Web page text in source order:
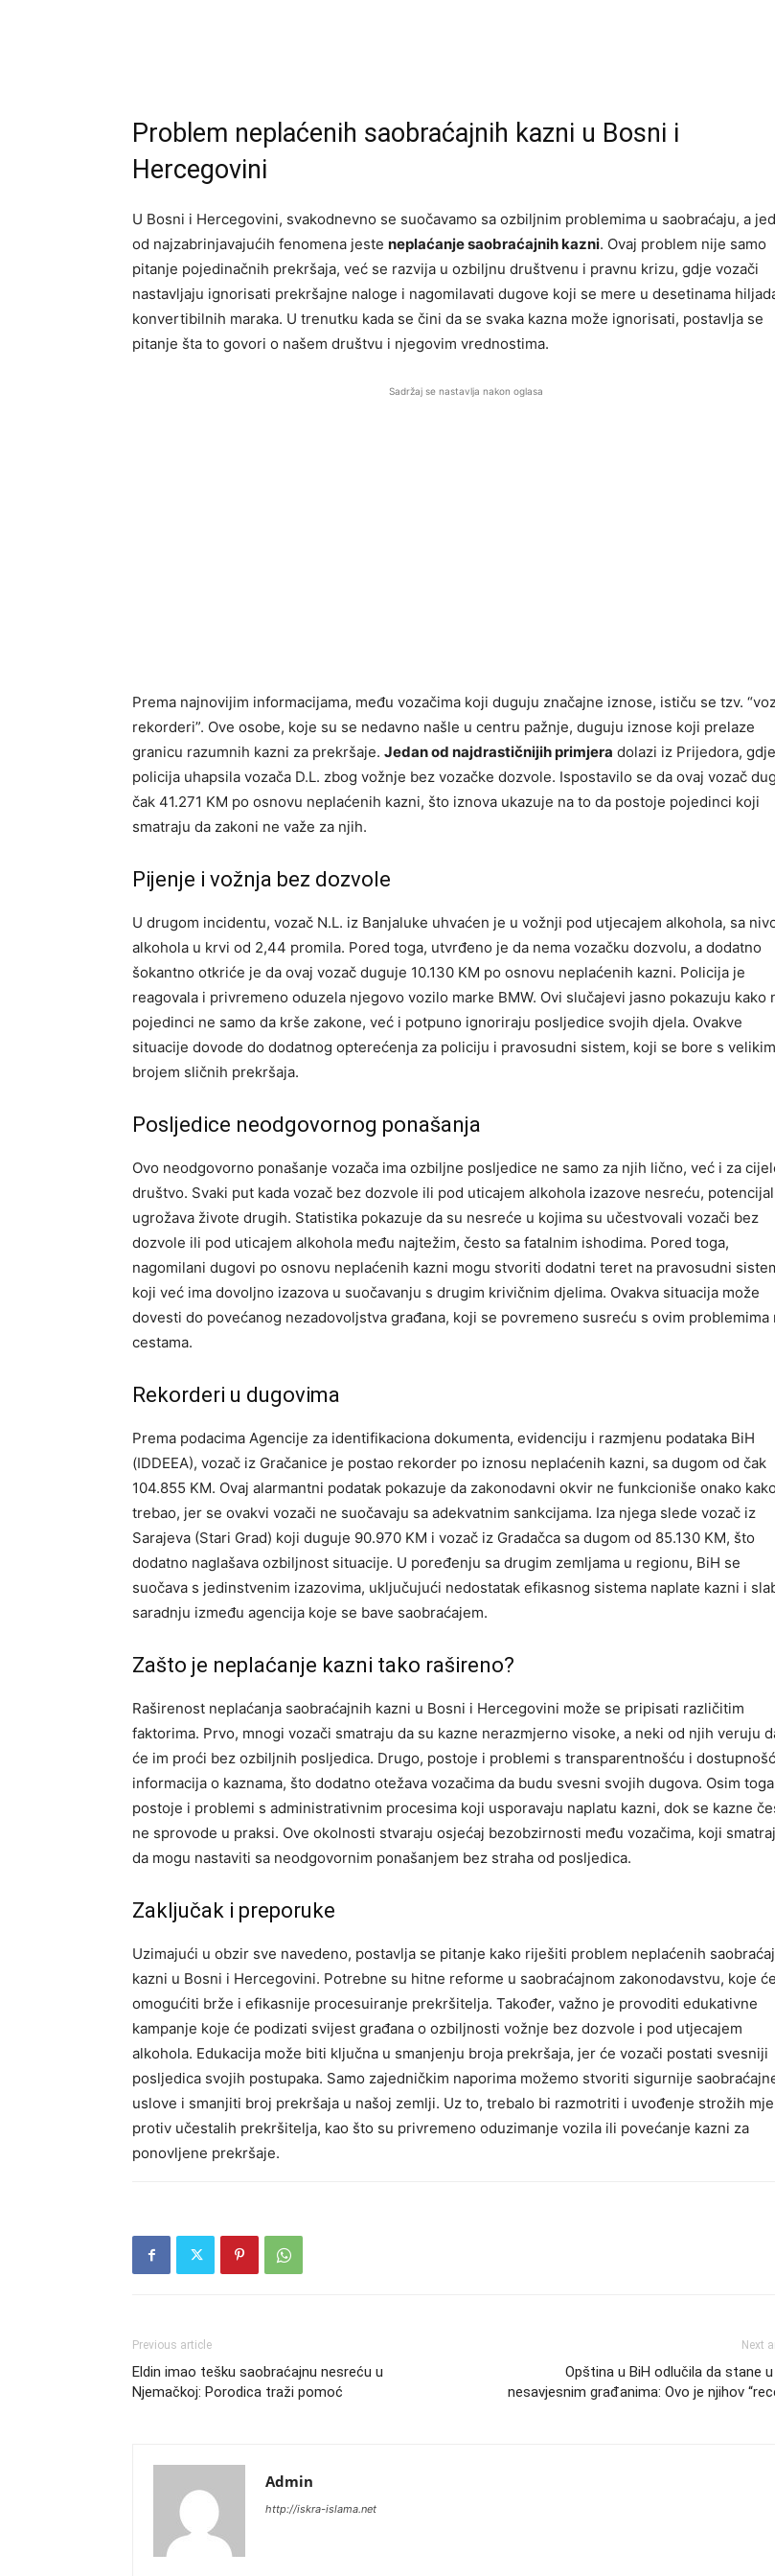
Problem neplaćenih saobraćajnih kazni u Bosni i
Hercegovini
U Bosni i Hercegovini, svakodnevno se suočavamo sa ozbiljnim problemima u saobraćaju, a
od najzabrinjavajućih fenomena jeste neplaćanje saobraćajnih kazni. Ovaj problem nije samo
pitanje pojedinačnih prekršaja, već se razvija u ozbiljnu društvenu i pravnu krizu, gdje vozači
nastavljaju ignorisati prekršajne naloge i nagomilavati dugove koji se mere u desetinama
konvertibilnih maraka. U trenutku kada se čini da se svaka kazna može ignorisati, postavlja se
pitanje šta to govori o našem društvu i njegovim vrednostima.
Sadržaj se nastavlja nakon oglasa
Prema najnovijim informacijama, među vozačima koji duguju značajne iznose, ističu se tzv.
rekorderi”. Ove osobe, koje su se nedavno našle u centru pažnje, duguju iznose koji prelaze
granicu razumnih kazni za prekršaje. Jedan od najdrastičnijih primjera dolazi iz Prijedora,
policija uhapsila vozača D.L. zbog vožnje bez vozačke dozvole. Ispostavilo se da ovaj vozač
čak 41.271 KM po osnovu neplaćenih kazni, što iznova ukazuje na to da postoje pojedinci koji
smatraju da zakoni ne važe za njih.
Pijenje i vožnja bez dozvole
U drugom incidentu, vozač N.L. iz Banjaluke uhvaćen je u vožnji pod utjecajem alkohola, sa
alkohola u krvi od 2,44 promila. Pored toga, utvrđeno je da nema vozačku dozvolu, a dodatno
šokantno otkriće je da ovaj vozač duguje 10.130 KM po osnovu neplaćenih kazni. Policija je
reagovala i privremeno oduzela njegovo vozilo marke BMW. Ovi slučajevi jasno pokazuju kako
pojedinci ne samo da krše zakone, već i potpuno ignoriraju posljedice svojih djela. Ovakve
situacije dovode do dodatnog opterećenja za policiju i pravosudni sistem, koji se bore s velikim
brojem sličnih prekršaja.
Posljedice neodgovornog ponašanja
Ovo neodgovorno ponašanje vozača ima ozbiljne posljedice ne samo za njih lično, već i za
društvo. Svaki put kada vozač bez dozvole ili pod uticajem alkohola izazove nesreću,
ugrožava živote drugih. Statistika pokazuje da su nesreće u kojima su učestvovali vozači bez
dozvole ili pod uticajem alkohola među najtežim, često sa fatalnim ishodima. Pored toga,
nagomilani dugovi po osnovu neplaćenih kazni mogu stvoriti dodatni teret na pravosudni
koji već ima dovoljno izazova u suočavanju s drugim krivičnim djelima. Ovakva situacija može
dovesti do povećanog nezadovoljstva građana, koji se povremeno susreću s ovim problemima
cestama.
Rekorderi u dugovima
Prema podacima Agencije za identifikaciona dokumenta, evidenciju i razmjenu podataka BiH
(IDDEEA), vozač iz Gračanice je postao rekorder po iznosu neplaćenih kazni, sa dugom od čak
104.855 KM. Ovaj alarmantni podatak pokazuje da zakonodavni okvir ne funkcioniše onako
trebao, jer se ovakvi vozači ne suočavaju sa adekvatnim sankcijama. Iza njega slede vozač iz
Sarajeva (Stari Grad) koji duguje 90.970 KM i vozač iz Gradačca sa dugom od 85.130 KM, što
dodatno naglašava ozbiljnost situacije. U poređenju sa drugim zemljama u regionu, BiH se
suočava s jedinstvenim izazovima, uključujući nedostatak efikasnog sistema naplate kazni i
saradnju između agencija koje se bave saobraćajem.
Zašto je neplaćanje kazni tako rašireno?
Raširenost neplaćanja saobraćajnih kazni u Bosni i Hercegovini može se pripisati različitim
faktorima. Prvo, mnogi vozači smatraju da su kazne nerazmjerno visoke, a neki od njih veruju
će im proći bez ozbiljnih posljedica. Drugo, postoje i problemi s transparentnošću i
informacija o kaznama, što dodatno otežava vozačima da budu svesni svojih dugova. Osim
postoje i problemi s administrativnim procesima koji usporavaju naplatu kazni, dok se kazne
ne sprovode u praksi. Ove okolnosti stvaraju osjećaj bezobzirnosti među vozačima, koji
da mogu nastaviti sa neodgovornim ponašanjem bez straha od posljedica.
Zaključak i preporuke
Uzimajući u obzir sve navedeno, postavlja se pitanje kako riješiti problem neplaćenih
kazni u Bosni i Hercegovini. Potrebne su hitne reforme u saobraćajnom zakonodavstvu, koje će
omogućiti brže i efikasnije procesuiranje prekršitelja. Također, važno je provoditi edukativne
kampanje koje će podizati svijest građana o ozbiljnosti vožnje bez dozvole i pod utjecajem
alkohola. Edukacija može biti ključna u smanjenju broja prekršaja, jer će vozači postati svesniji
posljedica svojih postupaka. Samo zajedničkim naporima možemo stvoriti sigurnije
uslove i smanjiti broj prekršaja u našoj zemlji. Uz to, trebalo bi razmotriti i uvođenje strožih
protiv učestalih prekršitelja, kao što su privremeno oduzimanje vozila ili povećanje kazni za
ponovljene prekršaje.
Previous article
Eldin imao tešku saobraćajnu nesreću u
Njemačkoj: Porodica traži pomoć
Next
Opština u BiH odlučila da stane u
nesavjesnim građanima: Ovo je njihov
Admin
http://iskra-islama.net